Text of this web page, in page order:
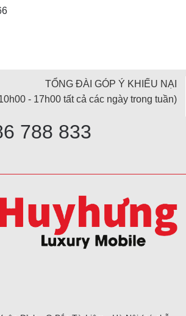
TỔNG ĐÀI GÓP Ý KHIẾU NẠI
- 17h00 tất cả các ngày trong tuần)
788 833